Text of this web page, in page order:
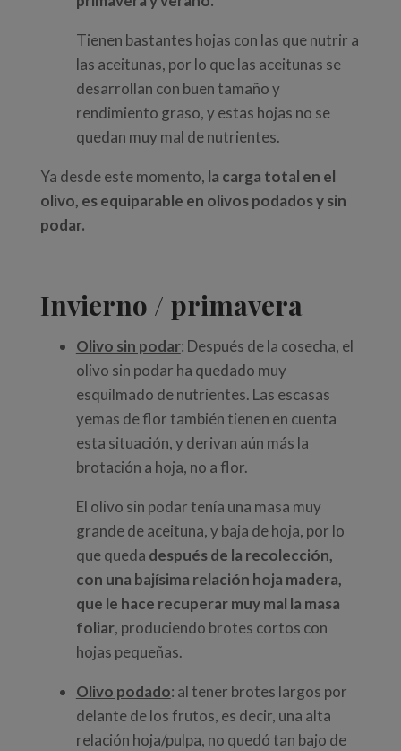
Tienen bastantes hojas con las que nutrir a
las aceitunas, por lo que las aceitunas se
desarrollan con buen tamaño y
rendimiento graso, y estas hojas no se
quedan muy mal de nutrientes.
Ya desde este momento, la carga total en el
olivo, es equiparable en olivos podados y sin
podar.
Invierno / primavera
Olivo sin podar: Después de la cosecha, el
olivo sin podar ha quedado muy
esquilmado de nutrientes. Las escasas
yemas de flor también tienen en cuenta
esta situación, y derivan aún más la
brotación a hoja, no a flor.
El olivo sin podar tenía una masa muy
grande de aceituna, y baja de hoja, por lo
que queda después de la recolección,
con una bajísima relación hoja madera,
que le hace recuperar muy mal la masa
foliar, produciendo brotes cortos con
hojas pequeñas.
Olivo podado: al tener brotes largos por
delante de los frutos, es decir, una alta
relación hoja/pulpa, no quedó tan bajo de